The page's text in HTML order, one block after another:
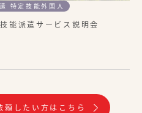
特定技能外国人
派遣サービス説明会
頼したい方はこちら